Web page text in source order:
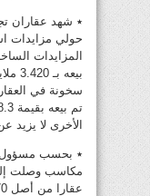
٭ شهد عقاران
حولي مزايدات
المزايدات
سخونة في
الأخرى لا يزيد
٭ بحسب مسؤول